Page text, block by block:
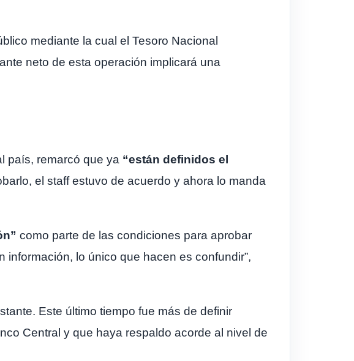
mediante la cual el Tesoro Nacional
neto de esta operación implicará una
país, remarcó que ya “están definidos el
el staff estuvo de acuerdo y ahora lo manda
como parte de las condiciones para aprobar
lo único que hacen es confundir”,
Este último tiempo fue más de definir
Central y que haya respaldo acorde al nivel de